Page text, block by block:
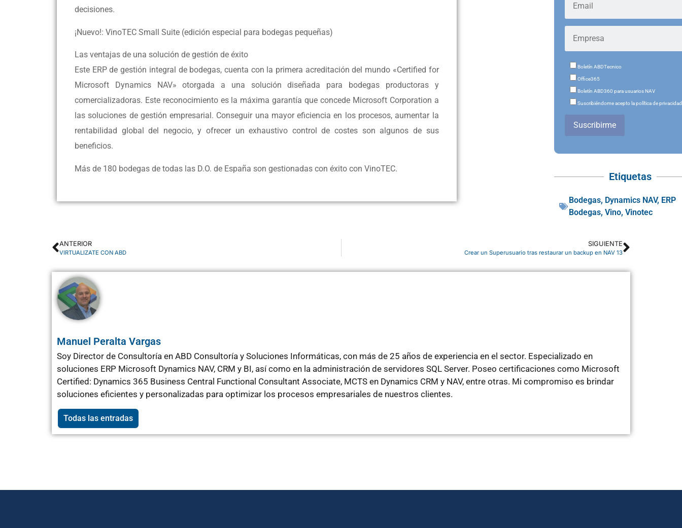
decisiones.
¡Nuevo!: VinoTEC Small Suite (edición especial para bodegas pequeñas)
Las ventajas de una solución de gestión de éxito
Este ERP de gestión integral de bodegas, cuenta con la primera acreditación del mundo «Certified for
Microsoft Dynamics NAV» otorgada a una solución diseñada para bodegas productoras y
comercializadoras. Este reconocimiento es la máxima garantía que concede Microsoft Corporation a
las soluciones de gestión empresarial. Conseguir una mayor eficiencia en los procesos, aumentar la
rentabilidad global del negocio, y ofrecer un exhaustivo control de costes son algunos de sus
beneficios.
Más de 180 bodegas de todas las D.O. de España son gestionadas con éxito con VinoTEC.
Boletín ABDTecnico
Office365
Boletín ABD360 para usuarios NAV
Suscribiéndome acepto la política de privacidad
Suscribirme
Etiquetas
Bodegas, Dynamics NAV, ERP
Bodegas,Vino,Vinotec
ANTERIOR
VIRTUALIZATE CON ABD
SIGUIENTE
Crear un Superusuario tras restaurar un backup en NAV 13
Manuel Peralta Vargas
Soy Director de Consultoría en ABD Consultoría y Soluciones Informáticas, con más de 25 años de experiencia en el sector. Especializado en
soluciones ERP Microsoft Dynamics NAV, CRM y BI, así como en la administración de servidores SQL Server. Poseo certificaciones como Microsoft
Certified: Dynamics 365 Business Central Functional Consultant Associate, MCTS en Dynamics CRM y NAV, entre otras. Mi compromiso es brindar
soluciones eficientes y personalizadas para optimizar los procesos empresariales de nuestros clientes.
Todas las entradas